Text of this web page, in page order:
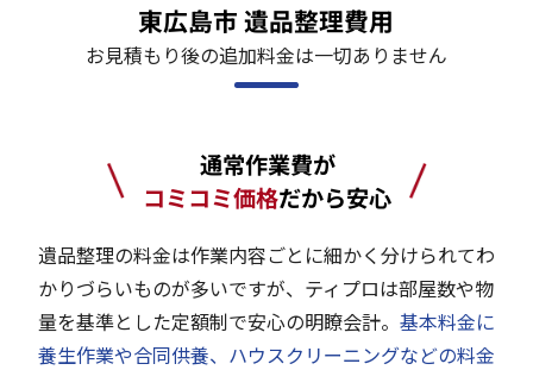
東広島市 遺品整理費用
お見積もり後の追加料金は一切ありません
通常作業費が
コミコミ価格だから安心
遺品整理の料金は作業内容ごとに細かく分けられてわ
かりづらいものが多いですが、ティプロは部屋数や物
量を基準とした定額制で安心の明瞭会計。 基本料金に
養生作業や合同供養、ハウスクリーニングなどの料金